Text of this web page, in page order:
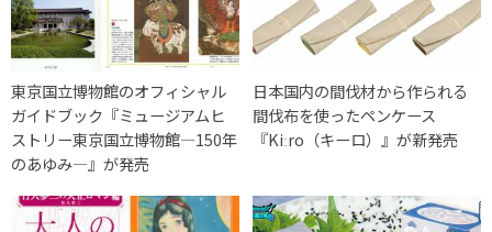
東京国立博物館のオフィシャル
ガイドブック『ミュージアムヒ
ストリー東京国立博物館―150年
のあゆみ―』が発売
日本国内の間伐材から作られる
間伐布を使ったペンケース
『Kiːro（キーロ）』が新発売